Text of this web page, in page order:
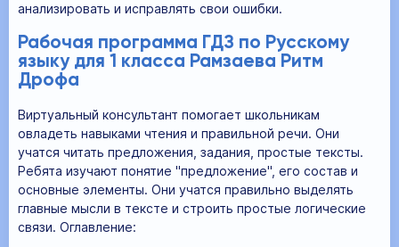
анализировать и исправлять свои ошибки.
Рабочая программа ГДЗ по Русскому
языку для 1 класса Рамзаева Ритм
Дрофа
Виртуальный консультант помогает школьникам
овладеть навыками чтения и правильной речи. Они
учатся читать предложения, задания, простые тексты.
Ребята изучают понятие "предложение", его состав и
основные элементы. Они учатся правильно выделять
главные мысли в тексте и строить простые логические
связи. Оглавление: